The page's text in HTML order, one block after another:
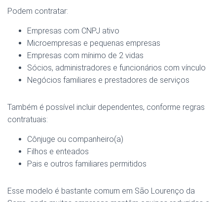
Podem contratar:
Empresas com CNPJ ativo
Microempresas e pequenas empresas
Empresas com mínimo de 2 vidas
Sócios, administradores e funcionários com vínculo
Negócios familiares e prestadores de serviços
Também é possível incluir dependentes, conforme regras
contratuais:
Cônjuge ou companheiro(a)
Filhos e enteados
Pais e outros familiares permitidos
Esse modelo é bastante comum em São Lourenço da